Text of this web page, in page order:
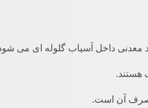
داخل آسیاب گلوله ای می
هستند.
آن است.